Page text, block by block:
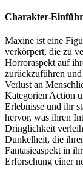
Charakter-
Maxine ist eine
verkörpert, die zu
Horroraspekt auf
zurückzuführen
Verlust an
Kategorien Action
Erlebnisse und ihr
hervor, was ihren
Dringlichkeit
Dunkelheit, die
Fantasieaspekt in
Erforschung einer